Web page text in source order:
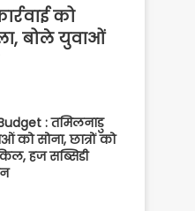
को
बोले युवाओं
: तमिलनाडु
को सोना, छात्रों को
हज सब्सिडी